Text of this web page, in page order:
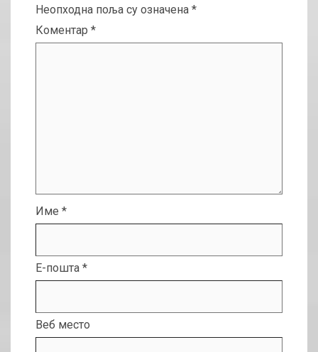
Неопходна поља су означена *
Коментар *
Име *
Е-пошта *
Веб место